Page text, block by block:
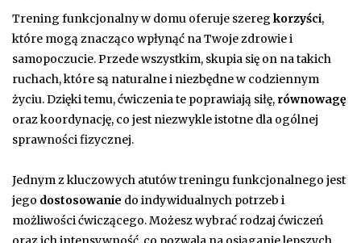
Trening funkcjonalny w domu oferuje szereg korzyści,
które mogą znacząco wpłynąć na Twoje zdrowie i
samopoczucie. Przede wszystkim, skupia się on na takich
ruchach, które są naturalne i niezbędne w codziennym
życiu. Dzięki temu, ćwiczenia te poprawiają siłę, równowagę
oraz koordynację, co jest niezwykle istotne dla ogólnej
sprawności fizycznej.
Jednym z kluczowych atutów treningu funkcjonalnego jest
jego dostosowanie do indywidualnych potrzeb i
możliwości ćwiczącego. Możesz wybrać rodzaj ćwiczeń